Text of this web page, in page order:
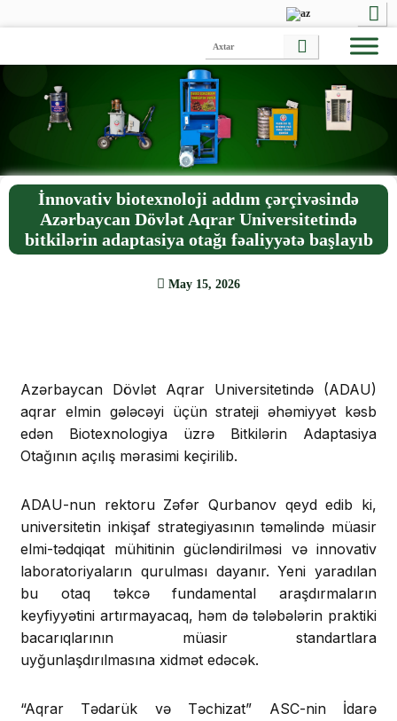
İnnovativ biotexnoloji addım çərçivəsində
Azərbaycan Dövlət Aqrar Universitetində
bitkilərin adaptasiya otağı fəaliyyətə başlayıb
May 15, 2026
Azərbaycan Dövlət Aqrar Universitetində (ADAU)
aqrar elmin gələcəyi üçün strateji əhəmiyyət kəsb
edən Biotexnologiya üzrə Bitkilərin Adaptasiya
Otağının açılış mərasimi keçirilib.
ADAU-nun rektoru Zəfər Qurbanov qeyd edib ki,
universitetin inkişaf strategiyasının təməlində müasir
elmi-tədqiqat mühitinin gücləndirilməsi və innovativ
laboratoriyaların qurulması dayanır. Yeni yaradılan
bu otaq təkcə fundamental araşdırmaların
keyfiyyətini artırmayacaq, həm də tələbələrin praktiki
bacarıqlarının müasir standartlara
uyğunlaşdırılmasına xidmət edəcək.
“Aqrar Tədarük və Təchizat” ASC-nin İdarə